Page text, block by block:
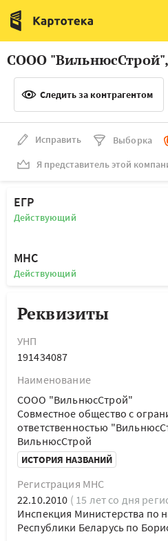
Италия
Люксембург
Нидерланды
СООО
Следить за контрагентом
Исправить Выборка
Я представитель этой
ЕГР
Действующий
МНС
Действующий
Реквизиты
УНП
191434087
Наименование
СООО "ВильнюсСтрой"
Совместное общество с
ответственностью
ВильнюсСтрой
ИСТОРИЯ НАЗВАНИЙ
Регистрация МНС
22.10.2010 ( 15 лет со дня
Инспекция Министерства по
Республики Беларусь по